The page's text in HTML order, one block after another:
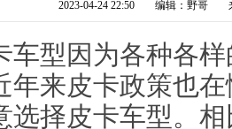
2023-04-24 22:50 编辑：野哥
车型因为各种各
年来皮卡政策也
选择皮卡车型。